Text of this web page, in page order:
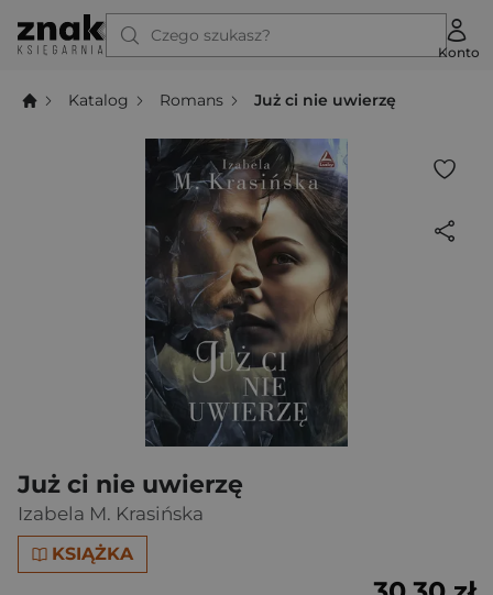
Czego szukasz?
Konto
Katalog Romans Już ci nie uwierzę
Już ci nie uwierzę
Izabela M. Krasińska
KSIĄŻKA